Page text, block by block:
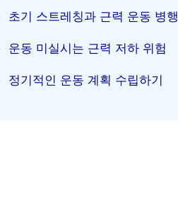
초기 스트레칭과 근력 운동 병행
운동 미실시는 근력 저하 위험
정기적인 운동 계획 수립하기